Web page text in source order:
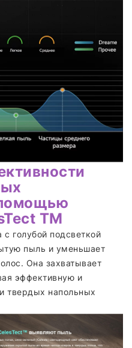
ТМ
голубой подсветкой
пыль и уменьшает
Она захватывает
эффективную и
твердых напольных